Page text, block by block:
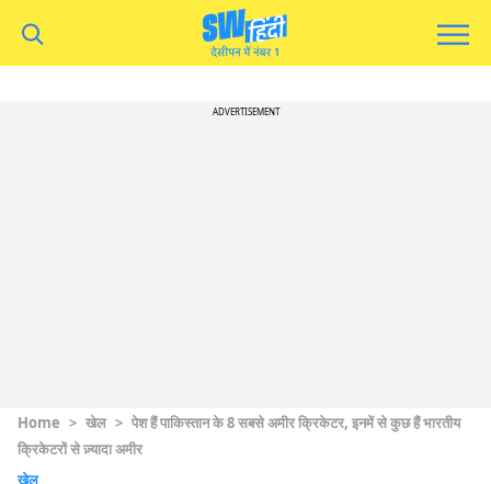
ADVERTISEMENT
Home > खेल > पेश हैं पाकिस्तान के 8 सबसे अमीर क्रिकेटर, इनमें से कुछ हैं भारतीय
क्रिकेटरों से ज़्यादा अमीर
खेल